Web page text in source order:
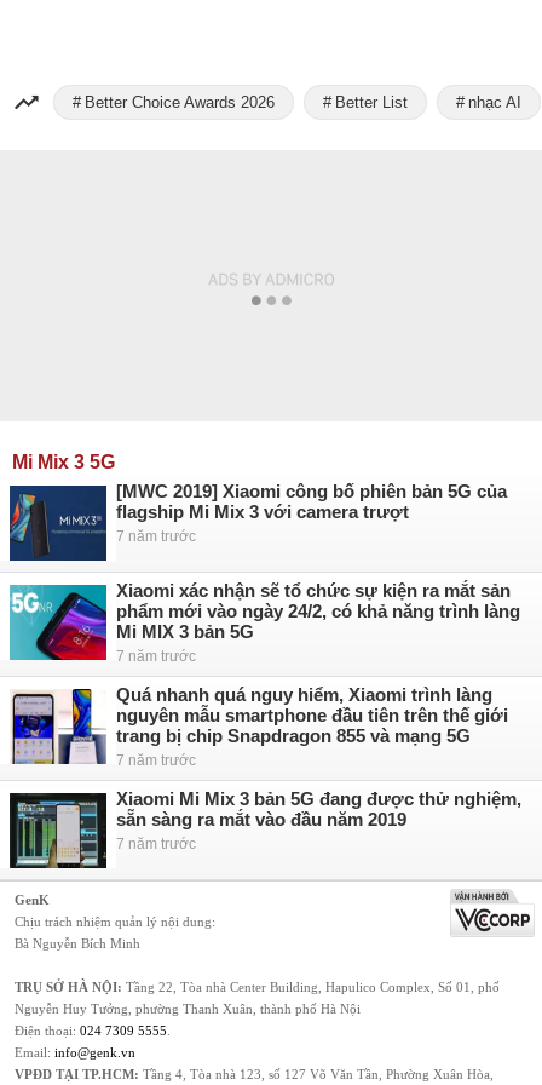
Better Choice Awards 2026 Better List nhạc AI
Mi Mix 3 5G
[MWC 2019] Xiaomi công bố phiên bản 5G của
flagship Mi Mix 3 với camera trượt
7 năm trước
Xiaomi xác nhận sẽ tổ chức sự kiện ra mắt sản
phẩm mới vào ngày 24/2, có khả năng trình làng
Mi MIX 3 bản 5G
7 năm trước
Quá nhanh quá nguy hiểm, Xiaomi trình làng
nguyên mẫu smartphone đầu tiên trên thế giới
trang bị chip Snapdragon 855 và mạng 5G
7 năm trước
Xiaomi Mi Mix 3 bản 5G đang được thử nghiệm,
sẵn sàng ra mắt vào đầu năm 2019
7 năm trước
GenK
Chịu trách nhiệm quản lý nội dung:
Bà Nguyễn Bích Minh
TRỤ SỞ HÀ NỘI: Tầng 22, Tòa nhà Center Building, Hapulico Complex, Số 01, phố
Nguyễn Huy Tưởng, phường Thanh Xuân, thành phố Hà Nội
Điện thoại: 024 7309 5555
Email: info@genk.vn
VPĐD TẠI TP.HCM: Tầng 4, Tòa nhà 123, số 127 Võ Văn Tần, Phường Xuân Hòa,